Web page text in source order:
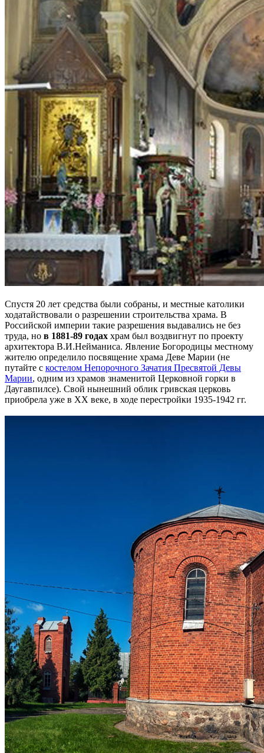
Спустя 20 лет средства были собраны, и местные католики
ходатайствовали о разрешении строительства храма. В
Российской империи такие разрешения выдавались не без
труда, но в 1881-89 годах храм был воздвигнут по проекту
архитектора В.И.Нейманиса. Явление Богородицы местному
жителю определило посвящение храма Деве Марии (не
путайте с костелом Непорочного Зачатия Пресвятой Девы
Марии, одним из храмов знаменитой Церковной горки в
Даугавпилсе). Свой нынешний облик гривская церковь
приобрела уже в XX веке, в ходе перестройки 1935-1942 гг.